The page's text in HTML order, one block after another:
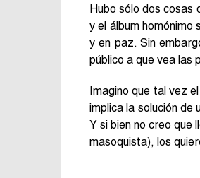
Hubo sólo dos cosas
y el álbum homónimo
y en paz. Sin
público a que vea las
Imagino que tal vez
implica la solución
Y si bien no creo que
masoquista), los